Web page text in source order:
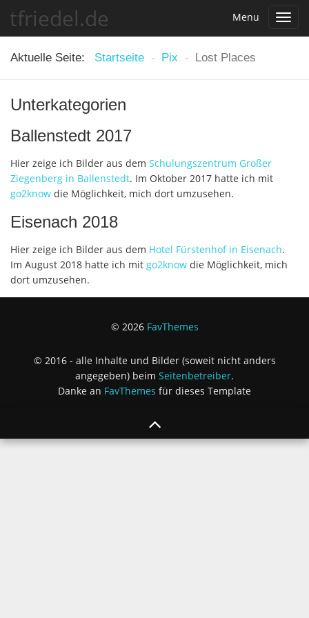
tfriedel.de Menu
Aktuelle Seite:
Startseite - Pix - Lost Places
Unterkategorien
Ballenstedt 2017
Hier zeige ich Bilder aus dem Schulungszentrum Großer
Ziegenberg in Ballenstedt. Im Oktober 2017 hatte ich mit
go2know die Möglichkeit, mich dort umzusehen.
Eisenach 2018
Hier zeige ich Bilder aus dem Hotel Fürstenhof in Eisenach.
Im August 2018 hatte ich mit go2know die Möglichkeit, mich
dort umzusehen.
© 2026 FavThemes
© 2016 - alle Inhalte und Bilder (soweit nicht anders
angegeben) beim Seitenbetreiber.
Danke an FavThemes für dieses Template